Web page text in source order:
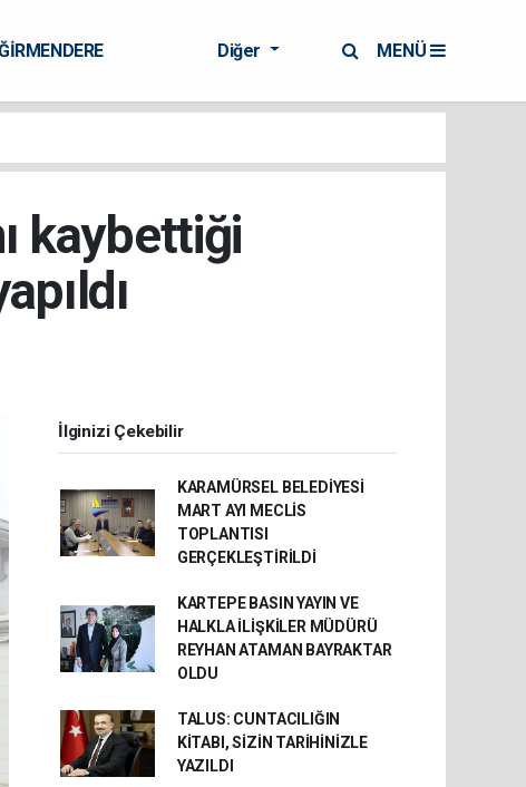
Diğer MENÜ
kaybettiği
İlginizi Çekebilir
KARAMÜRSEL BELEDİYESİ
MART AYI MECLİS
TOPLANTISI
GERÇEKLEŞTİRİLDİ
KARTEPE BASIN YAYIN VE
HALKLA İLİŞKİLER MÜDÜRÜ
REYHAN ATAMAN BAYRAKTAR
OLDU
TALUS: CUNTACILIĞIN
KİTABI, SİZİN TARİHİNİZLE
YAZILDI